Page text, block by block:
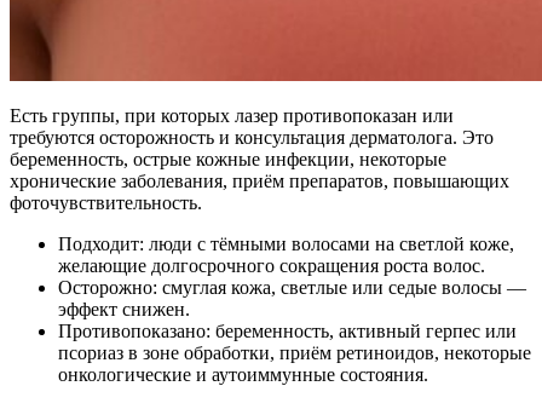
Есть группы, при которых лазер противопоказан или
требуются осторожность и консультация дерматолога. Это
беременность, острые кожные инфекции, некоторые
хронические заболевания, приём препаратов, повышающих
фоточувствительность.
Подходит: люди с тёмными волосами на светлой коже,
желающие долгосрочного сокращения роста волос.
Осторожно: смуглая кожа, светлые или седые волосы —
эффект снижен.
Противопоказано: беременность, активный герпес или
псориаз в зоне обработки, приём ретиноидов, некоторые
онкологические и аутоиммунные состояния.